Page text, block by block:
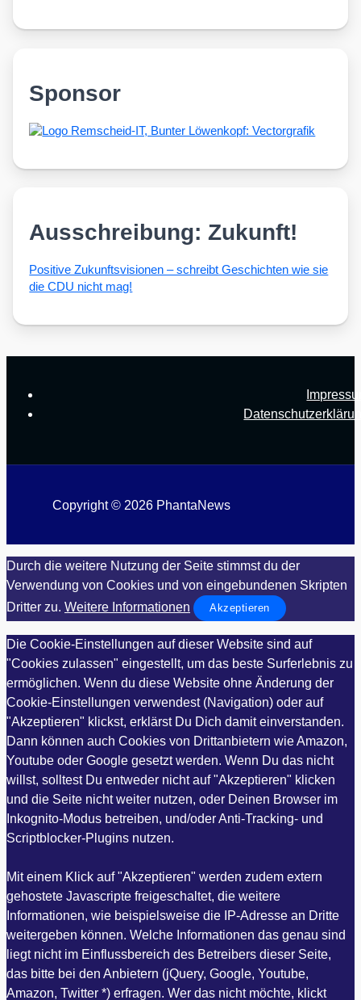
Sponsor
Ausschreibung: Zukunft!
Posi­ti­ve Zukunfts­vi­sio­nen – schreibt Geschich­ten wie sie
die CDU nicht mag!
Copyright © 2026 PhantaNews
Durch die weitere Nutzung der Seite stimmst du der
Verwendung von Cookies und von eingebundenen Skripten
Dritter zu. Weitere Informationen Akzeptieren
Die Cookie-Einstellungen auf dieser Website sind auf
"Cookies zulassen" eingestellt, um das beste Surferlebnis zu
ermöglichen. Wenn du diese Website ohne Änderung der
Cookie-Einstellungen verwendest (Navigation) oder auf
"Akzeptieren" klickst, erklärst Du Dich damit einverstanden.
Dann können auch Cookies von Drittanbietern wie Amazon,
Youtube oder Google gesetzt werden. Wenn Du das nicht
willst, solltest Du entweder nicht auf "Akzeptieren" klicken
und die Seite nicht weiter nutzen, oder Deinen Browser im
Inkognito-Modus betreiben, und/oder Anti-Tracking- und
Scriptblocker-Plugins nutzen.
Mit einem Klick auf "Akzeptieren" werden zudem extern
gehostete Javascripte freigeschaltet, die weitere
Informationen, wie beispielsweise die IP-Adresse an Dritte
weitergeben können. Welche Informationen das genau sind
liegt nicht im Einflussbereich des Betreibers dieser Seite,
das bitte bei den Anbietern (jQuery, Google, Youtube,
Amazon, Twitter *) erfragen. Wer das nicht möchte, klickt